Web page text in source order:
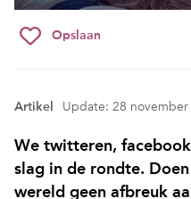
Opslaan
Artikel Update: 28 november
We twitteren,
slag in de rondte.
wereld geen afbreuk